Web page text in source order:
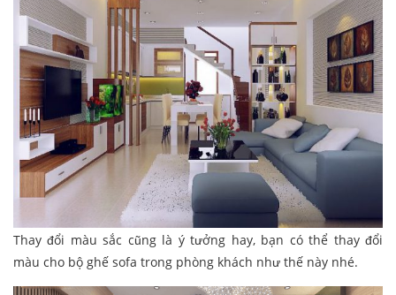
Thay đổi màu sắc cũng là ý tưởng hay, bạn có thể thay đổi
màu cho bộ ghế sofa trong phòng khách như thế này nhé.